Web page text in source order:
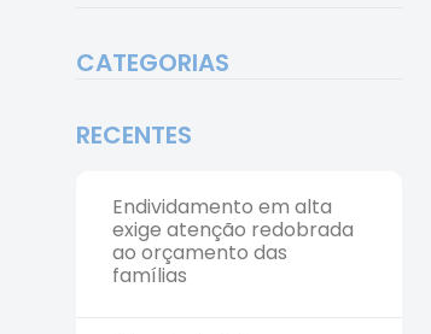
CATEGORIAS
RECENTES
Endividamento em alta
exige atenção redobrada
ao orçamento das
famílias